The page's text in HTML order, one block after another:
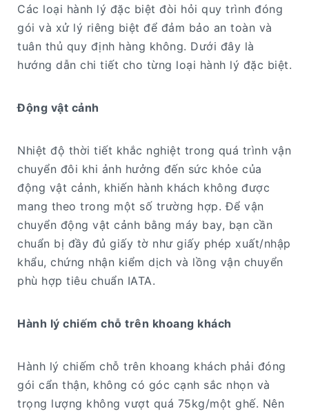
Các loại hành lý đặc biệt đòi hỏi quy trình đóng
gói và xử lý riêng biệt để đảm bảo an toàn và
tuân thủ quy định hàng không. Dưới đây là
hướng dẫn chi tiết cho từng loại hành lý đặc biệt.
Động vật cảnh
Nhiệt độ thời tiết khắc nghiệt trong quá trình vận
chuyển đôi khi ảnh hưởng đến sức khỏe của
động vật cảnh, khiến hành khách không được
mang theo trong một số trường hợp. Để vận
chuyển động vật cảnh bằng máy bay, bạn cần
chuẩn bị đầy đủ giấy tờ như giấy phép xuất/nhập
khẩu, chứng nhận kiểm dịch và lồng vận chuyển
phù hợp tiêu chuẩn IATA.
Hành lý chiếm chỗ trên khoang khách
Hành lý chiếm chỗ trên khoang khách phải đóng
gói cẩn thận, không có góc cạnh sắc nhọn và
trọng lượng không vượt quá 75kg/một ghế. Nên